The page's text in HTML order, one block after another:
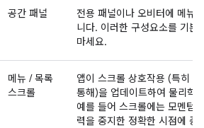
공간 패널
전용 패널이나 오비터에 메뉴,
니다. 이러한 구성요소를 기본
마세요.
메뉴 / 목록
스크롤
앱이 스크롤 상호작용 (특히
통해)을 업데이트하여 물리학
예를 들어 스크롤에는 모멘텀
력을 중지한 정확한 시점에 중